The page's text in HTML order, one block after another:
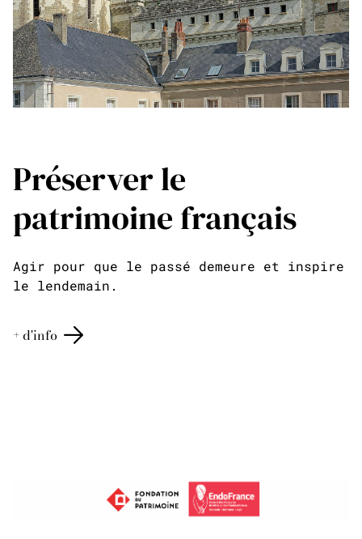
Préserver le
patrimoine français
Agir pour que le passé demeure et inspire
le lendemain.
+ d'info